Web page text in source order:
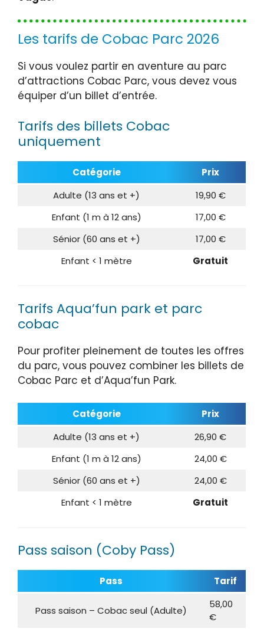
Les tarifs de Cobac Parc 2026
Si vous voulez partir en aventure au parc
d’attractions Cobac Parc, vous devez vous
équiper d’un billet d’entrée.
Tarifs des billets Cobac
uniquement
Catégorie
Prix
Adulte (13 ans et +)
19,90 €
Enfant (1 m à 12 ans)
17,00 €
Sénior (60 ans et +)
17,00 €
Enfant < 1 mètre
Gratuit
Tarifs Aqua’fun park et parc
cobac
Pour profiter pleinement de toutes les offres
du parc, vous pouvez combiner les billets de
Cobac Parc et d’Aqua’fun Park.
Catégorie
Prix
Adulte (13 ans et +)
26,90 €
Enfant (1 m à 12 ans)
24,00 €
Sénior (60 ans et +)
24,00 €
Enfant < 1 mètre
Gratuit
Pass saison (Coby Pass)
Pass Tarif
Pass saison – Cobac seul (Adulte)
58,00
€